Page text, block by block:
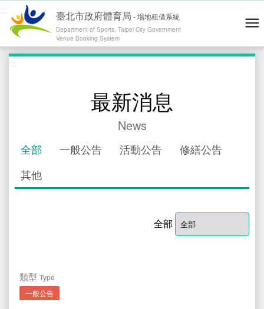
::: 臺北市政府體育局 -場地租借系統
Department of Sports, Taipei City Government
Venue Booking System
跳到主要內容
Log in / Register
零租場地 Rental
最新消息
文件專區
運動中心
:::
最新消息
News
全部 一般公告 活動公告
修繕公告
其他
全部
類型 Type
一般公告